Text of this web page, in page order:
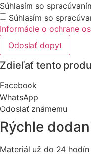
Súhlasím so
Súhlasím so
Informácie o ochrane
Odoslať dopyt
Zdieľať tento
Facebook
WhatsApp
Odoslať známemu
Rýchle
Materiál už do 24 hodín